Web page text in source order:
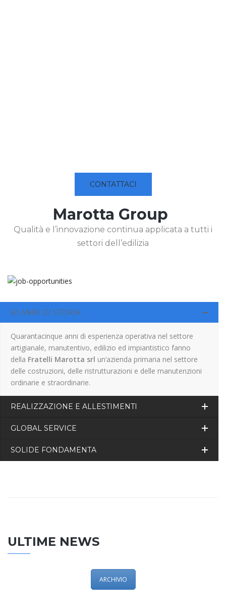
CONTATTACI
Marotta Group
Qualità e l’innovazione continua applicata a tutti i
settori dell’edilizia
50 ANNI DI STORIA
Quarantacinque anni di esperienza operativa nel settore
artigianale, manutentivo, edilizio ed impiantistico fanno
della Fratelli Marotta srl un’azienda primaria nel settore
delle costruzioni, delle ristrutturazioni e delle manutenzioni
ordinarie e straordinarie.
REALIZZAZIONE E ALLESTIMENTI
GLOBAL SERVICE
SOLIDE FONDAMENTA
ULTIME NEWS
ARCHIVIO